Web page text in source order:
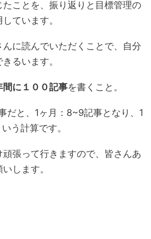
ことを、振り返りと目標管理の
ています。
んに読んでいただくことで、自分
るいます。
間に１００記事を書くこと。
だと、1ヶ月：8~9記事となり、1
う計算です。
頑張って行きますので、皆さんあ
します。